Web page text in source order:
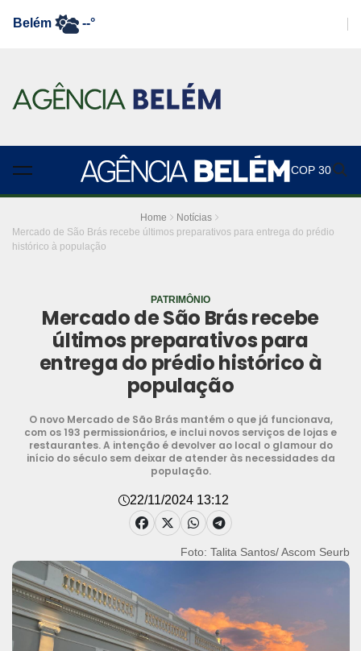
Belém --°
COP 30
Home
Notícias
Mercado de São Brás recebe últimos preparativos para entrega do prédio
histórico à população
PATRIMÔNIO
Mercado de São Brás recebe
últimos preparativos para
entrega do prédio histórico à
população
O novo Mercado de São Brás mantém o que já funcionava,
com os 193 permissionários, e inclui novos serviços de lojas e
restaurantes. A intenção é devolver ao local o glamour do
início do século sem deixar de atender às necessidades da
população.
22/11/2024 13:12
Foto: DINEI SOUZA / AG.BELÉM